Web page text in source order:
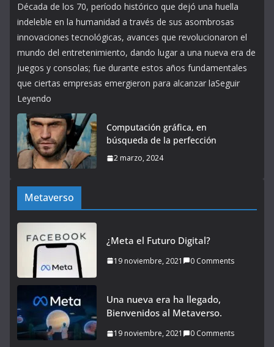
Década de los 70, período histórico que dejó una huella
indeleble en la humanidad a través de sus asombrosas
innovaciones tecnológicas, avances que revolucionaron el
mundo del entretenimiento, dando lugar a una nueva era de
juegos y consolas; fue durante estos años fundamentales
que ciertas empresas emergieron para alcanzar laSeguir
Leyendo
Computación gráfica, en
búsqueda de la perfección
2 marzo, 2024
Metaverso
¿Meta el Futuro Digital?
19 noviembre, 2021 0 Comments
Una nueva era ha llegado,
Bienvenidos al Metaverso.
19 noviembre, 2021 0 Comments